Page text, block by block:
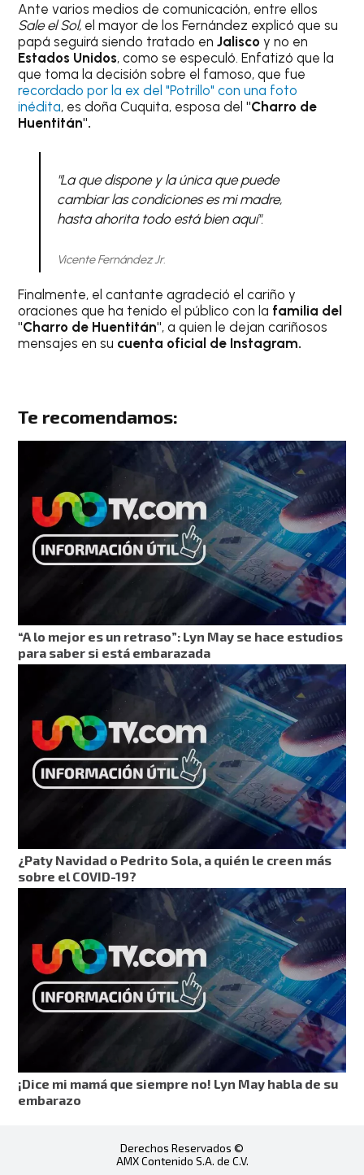
Ante varios medios de comunicación, entre ellos
Sale el Sol, el mayor de los Fernández explicó que su
papá seguirá siendo tratado enJalisco y no en
Estados Unidos, como se especuló. Enfatizó que la
que toma la decisión sobre el famoso, que fue
recordado por la ex del "Potrillo" con una foto
inédita, es doña Cuquita, esposa del"Charro de
Huentitán".
"La que dispone y la única que puede
cambiar las condiciones es mi madre,
hasta ahorita todo está bien aquí".
Vicente Fernández Jr.
Finalmente, el cantante agradeció el cariño y
oraciones que ha tenido el público con la familia del
"Charro de Huentitán", a quien le dejan cariñosos
mensajes en su cuenta oficial de Instagram.
Te recomendamos:
“A lo mejor es un retraso”: Lyn May se hace estudios
para saber si está embarazada
¿Paty Navidad o Pedrito Sola, a quién le creen más
sobre el COVID-19?
¡Dice mi mamá que siempre no! Lyn May habla de su
embarazo
Derechos Reservados ©
AMX Contenido S.A. de C.V.